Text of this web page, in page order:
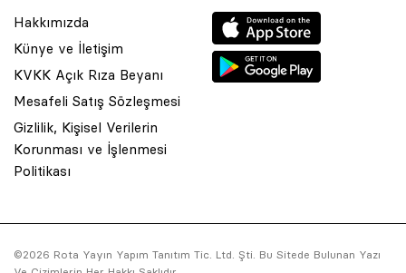
Hakkımızda
Künye ve İletişim
KVKK Açık Rıza Beyanı
Mesafeli Satış Sözleşmesi
Gizlilik, Kişisel Verilerin
Korunması ve İşlenmesi
Politikası
©2026 Rota Yayın Yapım Tanıtım Tic. Ltd. Şti. Bu Sitede Bulunan Yazı
© 2001 Rota Yayın Yapım Tanıtım Tic. Ltd. Şti. Bu Sitede Bulunan
Asquared WordPress Agencytarafından tasarlanmış ve